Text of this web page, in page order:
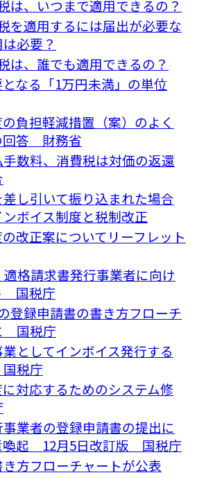
は、いつまで適用できるの？
を適用するには届出が必要な
必要？
は、誰でも適用できるの？
なる「1万円未満」の単位
負担軽減措置（案）のよく
回答 財務省
数料、消費税は対価の返還
し引いて振り込まれた場合
ボイス制度と税制改正
改正案についてリーフレット
格請求書発行事業者に向け
国税庁
登録申請書の書き方フローチ
国税庁
としてインボイス発行する
税庁
対応するためのシステム修
業者の登録申請書の提出に
喚起 12月5日改訂版 国税庁
方フローチャートが公表